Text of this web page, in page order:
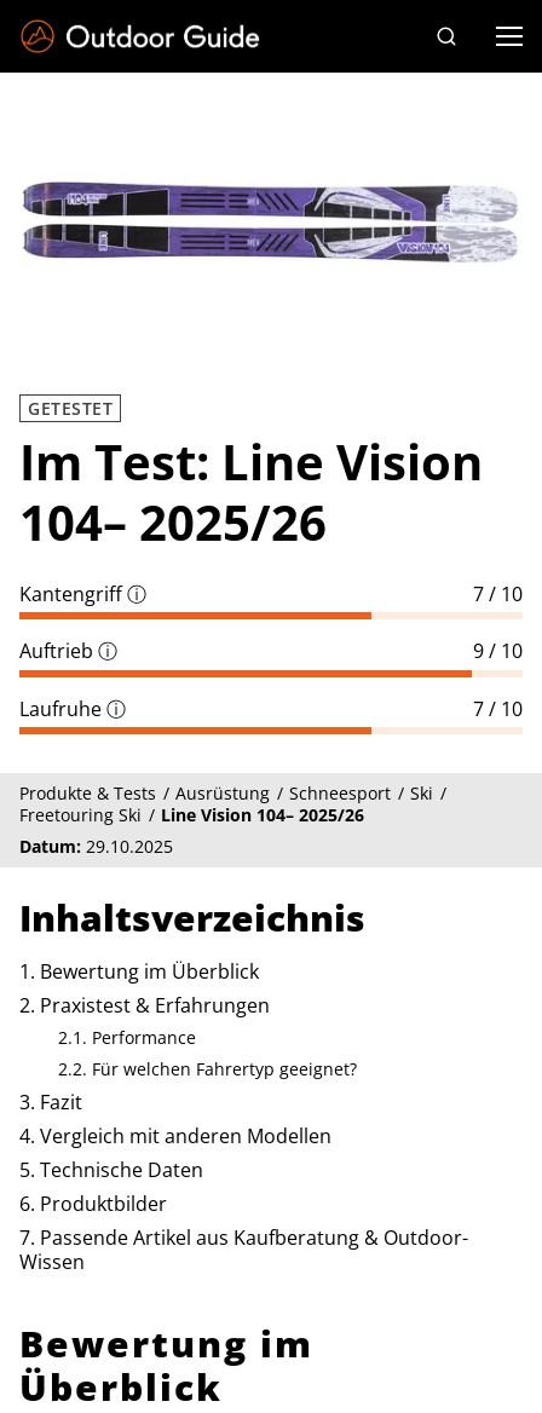
GETESTET
Im Test: Line Vision
104– 2025/26
Kantengriffⓘ 7 / 10
Auftrieb ⓘ 9 / 10
Laufruheⓘ 7 / 10
Produkte & Tests Ausrüstung Schneesport
Ski
Freetouring Ski
Line Vision 104– 2025/26
Datum: 29.10.2025
Inhaltsverzeichnis
Bewertung im Überblick
Praxistest & Erfahrungen
Performance
Für welchen Fahrertyp geeignet?
Fazit
Vergleich mit anderen Modellen
Technische Daten
Produktbilder
Passende Artikel aus Kaufberatung & Outdoor-
Wissen
Bewertung im
Überblick